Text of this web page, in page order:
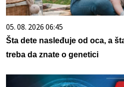
05. 08. 2026 06:45
Šta dete nasleđuje od oca, a
treba da znate o genetici